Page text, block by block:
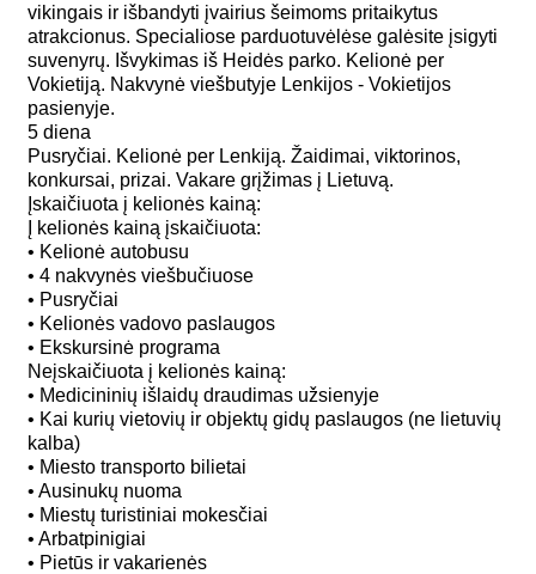
vikingais ir išbandyti įvairius šeimoms pritaikytus
atrakcionus. Specialiose parduotuvėlėse galėsite įsigyti
suvenyrų. Išvykimas iš Heidės parko. Kelionė per
Vokietiją. Nakvynė viešbutyje Lenkijos - Vokietijos
pasienyje.
5 diena
Pusryčiai. Kelionė per Lenkiją. Žaidimai, viktorinos,
konkursai, prizai. Vakare grįžimas į Lietuvą.
Įskaičiuota į kelionės kainą:
Į kelionės kainą įskaičiuota:
• Kelionė autobusu
• 4 nakvynės viešbučiuose
• Pusryčiai
• Kelionės vadovo paslaugos
• Ekskursinė programa
Neįskaičiuota į kelionės kainą:
• Medicininių išlaidų draudimas užsienyje
• Kai kurių vietovių ir objektų gidų paslaugos (ne lietuvių
kalba)
• Miesto transporto bilietai
• Ausinukų nuoma
• Miestų turistiniai mokesčiai
• Arbatpinigiai
• Pietūs ir vakarienės